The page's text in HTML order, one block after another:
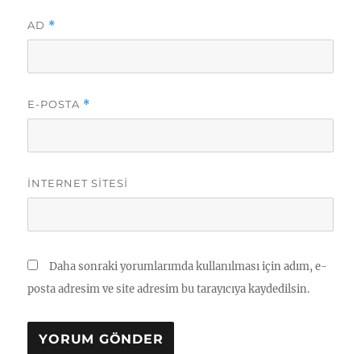
AD *
E-POSTA *
İNTERNET SITESI
Daha sonraki yorumlarımda kullanılması için adım, e-
posta adresim ve site adresim bu tarayıcıya kaydedilsin.